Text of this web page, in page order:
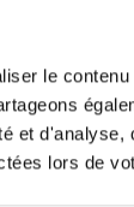
le
et
lors de
est organisée